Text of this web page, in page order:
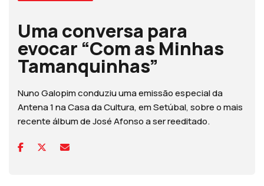
Uma conversa para
evocar “Com as Minhas
Tamanquinhas”
Nuno Galopim conduziu uma emissão especial da
Antena 1 na Casa da Cultura, em Setúbal, sobre o mais
recente álbum de José Afonso a ser reeditado.